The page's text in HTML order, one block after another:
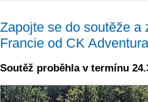
Zapojte se do soutěže
Francie od CK Adventura
Soutěž proběhla v termínu